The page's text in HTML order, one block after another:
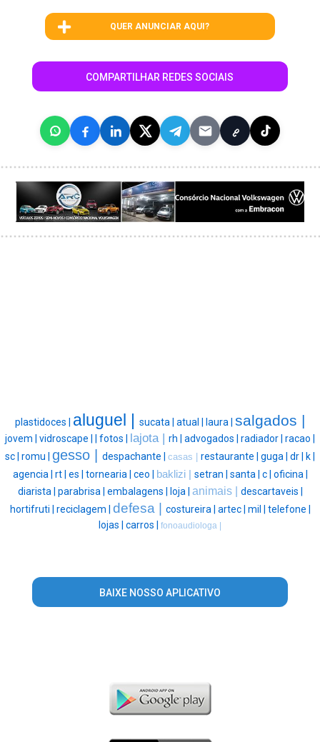
QUER ANUNCIAR AQUI?
COMPARTILHAR REDES SOCIAIS
plastidoces | aluguel | sucata | atual | laura | salgados |
jovem | vidroscape | fotos | lajota | rh | advogados | radiador | racao |
sc | romu | gesso | despachante | casas | restaurante | guga | dr |
k |
agencia | rt | es | tornearia | ceo | baklizi | setran | santa | c | oficina |
diarista | parabrisa | embalagens | loja | animais | descartaveis |
hortifruti | reciclagem | defesa | costureira | artec | mil | telefone |
lojas | carros | fonoaudiologa |
BAIXE NOSSO APLICATIVO